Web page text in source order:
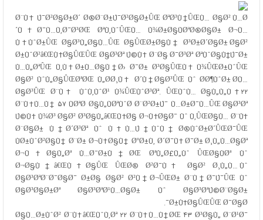
Ø¨Ù‡ Ú¯Ø²Ø§Ø±Ø´ Ø®Ø¨Ø±Ú¯Ø²Ø§Ø±ÛŒ ØªØ³Ù†ÛŒÙ… Ø§Ø² Ù…Ø
´Ù‡Ø¯Ù…Ù‚Ø¯Ø³ØŒ ØªÙ‚ÙˆÛŒÙ… Ù¾Ø±Ø§ÙØªØ®Ø§Ø± Ø¬Ù…
Ù‡ÙˆØ±ÛŒ Ø§Ø³Ù„Ø§Ù…ÛŒ Ø§ÛŒØ±Ø§Ù† Ø³Ø±Ø´Ø§Ø± Ø§Ø²
Ø±ÙˆØ²â€ŒÙ‡Ø§ÛŒÛŒ Ø§Ø³Øª Ú©Ù‡ Ø¨Ø§ Ø¯Ø³Øª ØªÙˆØ§Ù†Ú¯Ø±
Ù…Ù„ØªÛŒ Ù‚Ù‡Ø±Ù…Ø§Ù†Ø› Ø¯Ø± Ø³Ø§ÛŒÙ‡ Ù¾ÛŒØ±ÙˆÛŒ
Ø§Ø² ÙˆÙ„Ø§ÛŒØªØŒ Ù„Ø­Ø¸Ù‡ Ø´Ù†Ø§Ø³ÛŒ Ùˆ Ø­Ø¶ÙˆØ± Ø­Ù…
Ø§Ø³ÛŒ Ø¨Ù‡ ÙˆÙ‚ÙˆØ¹ Ù¾ÛŒÙˆØ³Øª. ÛŒÙˆÙ… Ø§Ù„Ù„Ù‡ ۲۲
Ø¨Ù‡Ù…Ù† ۵۷ ÙØªØ­ Ø§Ù„ÙØªÙˆØ­ Ø¨Ø²Ø±Ú¯ Ù…Ø±Ø¯Ù…ÛŒ Ø§Ø³Øª
Ú©Ù‡ Ù¾Ø³ Ø§Ø² Ø³Ø§Ù„â€ŒÙ‡Ø§ Ø¬Ù‡Ø§Ø¯ Ùˆ Ù‚ÛŒØ§Ù… Ø¨Ù‡
Ø¨Ø§Ø± Ù†Ø´Ø³Øª Ùˆ Ù‡Ù…Ú†ÙˆÙ† Ø®ÙˆØ±Ø´ÛŒØ¯ÛŒ
ÙØ±ÙˆØ²Ø§Ù† Ø¨Ø± Ø¬Ù‡Ø§Ù† ØºØ±Ù‚ Ø´Ø¯Ù‡ Ø¯Ø± Ø¸Ù„Ù…Ø§Øª
Ø¬Ù‡Ø§Ù„Øª Ù…Ø¯Ø±Ù†ØŒ ØªÙ„Ø£Ù„Ùˆ ÛŒØ§ÙØª Ùˆ
Ø¬Ø§Ù†â€ŒÙ‡Ø§ÛŒ ÛŒØ® Ø²Ø¯Ù‡ Ø§Ø² Ø¸Ù„Ù… Ùˆ
Ø§Ø³ØªØ¨Ø¯Ø§Ø¯ Ø±Ø§ Ø§Ø² Ø²Ù†Ø¬ÛŒØ± Ø¨Ù†Ø¯Ú¯ÛŒ Ùˆ
Ø§Ø³Ø§Ø±Øª Ø§Ø³ØªØ¹Ù…Ø§Ø± Ùˆ Ø§Ø³ØªÚ©Ø¨Ø§Ø±
Ø±Ù‡Ø§ÛŒÛŒ Ø¯Ø§Ø¯.
Ø§Ù…Ø±ÙˆØ² Ø¨Ù‡â€ŒÙˆÙ‚Øª ۲۲ Ø¨Ù‡Ù…Ù†ØŒ ۴۳ Ø³Ø§Ù„ Ø¨Ø¹Ø¯